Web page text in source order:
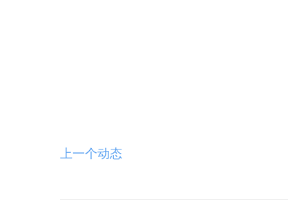
上一个动态